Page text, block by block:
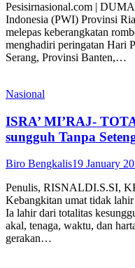
Pesisirnasional.com |
Indonesia (PWI) Provinsi
melepas keberangkatan
menghadiri peringatan Hari
Serang, Provinsi Banten,…
Nasional
ISRA’ MI’RAJ-
sungguh Tanpa
Biro Bengkalis19 January
Penulis, RISNALDI.S.SI,
Kebangkitan umat tidak
Ia lahir dari totalitas
akal, tenaga, waktu, dan
gerakan…